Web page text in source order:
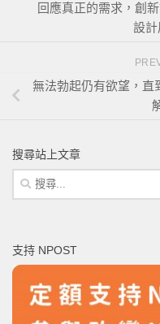
回應真正的需求，創
設計
無法勃起仍有欲望，
搜尋站上文章
搜
尋
字:
支持 NPOST